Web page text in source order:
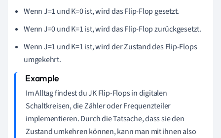
Wenn J=1 und K=0 ist, wird das Flip-Flop gesetzt.
Wenn J=0 und K=1 ist, wird das Flip-Flop zurückgesetzt.
Wenn J=1 und K=1 ist, wird der Zustand des Flip-Flops
umgekehrt.
Im Alltag findest du JK Flip-Flops in digitalen
Schaltkreisen, die Zähler oder Frequenzteiler
implementieren. Durch die Tatsache, dass sie den
Zustand umkehren können, kann man mit ihnen also